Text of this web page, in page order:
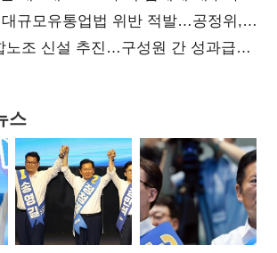
규모유통업법 위반 적발…공정위,
원 부과
노조 신설 추진…구성원 간 성과급
스